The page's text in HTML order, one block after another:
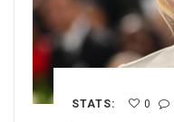
STATS: 0